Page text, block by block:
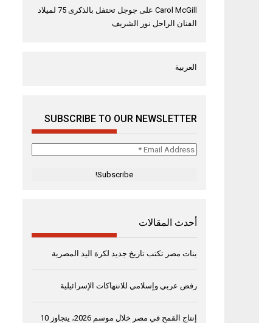
Carol McGill على
جوجل تحتفل بالذكرى 75 لميلاد
الفنان الراحل نور الشريف
العربية
SUBSCRIBE TO OUR NEWSLETTER
Email
أحدث المقالات
بنات مصر تكتب تاريخ جديد لكرة اليد المصرية
رفض عربي وإسلامي للانتهاكات الإسرائيلية
إنتاج القمح في مصر خلال موسم 2026، يتجاوز 10